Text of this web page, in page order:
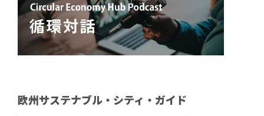
欧州サステナブル・シティ・ガイド